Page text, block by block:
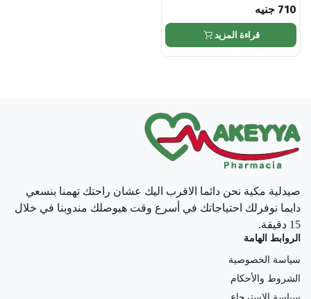
710 جنيه
قراءة المزيد
صيدلية مكية نحن دائما الاقرب اليك عشان راحتك تهمنا بنسعي
دايما نوفرلك احتياجاتك في أسرع وقت هيوصلك مندوبنا في خلال
15 دقيقة.
الروابط الهامة
سياسة الخصوصية
الشروط والأحكام